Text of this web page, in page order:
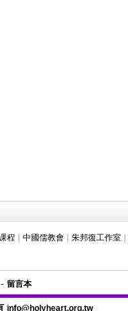
程 中國儒教會 朱邦復工作室
留言本
info@holyheart.org.tw